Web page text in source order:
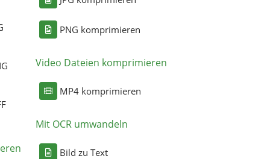
PNG komprimieren
Video Dateien komprimieren
MP4 komprimieren
Mit OCR umwandeln
Bild zu Text